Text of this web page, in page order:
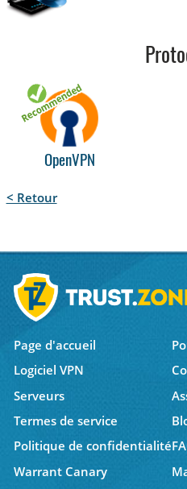
OpenVPN
< Retour
Page d'accueil
Logiciel VPN
Serveurs
Termes de service
Politique de confidentialité
Warrant Canary